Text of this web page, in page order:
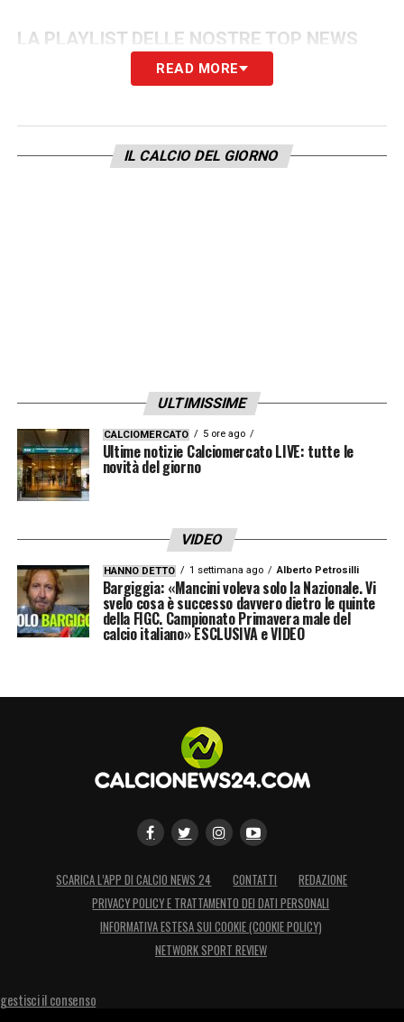
LA PLAYLIST DELLE NOSTRE TOP NEWS
READ MORE
IL CALCIO DEL GIORNO
ULTIMISSIME
CALCIOMERCATO 5 ore ago
Ultime notizie Calciomercato LIVE: tutte le
novità del giorno
VIDEO
HANNO DETTO 1 settimana ago Alberto Petrosilli
Bargiggia: «Mancini voleva solo la Nazionale. Vi
svelo cosa è successo davvero dietro le quinte
della FIGC. Campionato Primavera male del
calcio italiano» ESCLUSIVA e VIDEO
SCARICA L’APP DI CALCIO NEWS 24 CONTATTI
REDAZIONE
PRIVACY POLICY E TRATTAMENTO DEI DATI PERSONALI
INFORMATIVA ESTESA SUI COOKIE (COOKIE POLICY)
NETWORK SPORT REVIEW
gestisci il consenso